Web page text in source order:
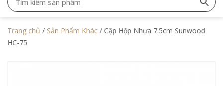
Trang chủ / Sản Phẩm Khác / Cặp Hộp Nhựa 7.5cm Sunwood
HC-75